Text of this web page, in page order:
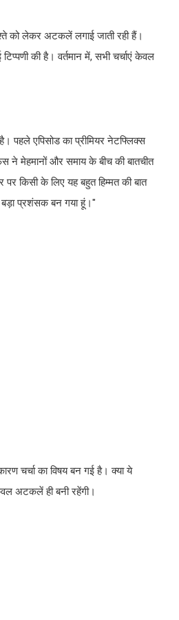
को लेकर अटकलें लगाई जाती रही हैं।
की है। वर्तमान में, सभी चर्चाएं केवल
पहले एपिसोड का प्रीमियर नेटफ्लिक्स
ने मेहमानों और समाय के बीच की बातचीत
किसी के लिए यह बहुत हिम्मत की बात
प्रशंसक बन गया हूं।"
चर्चा का विषय बन गई है। क्या ये
अटकलें ही बनी रहेंगी।